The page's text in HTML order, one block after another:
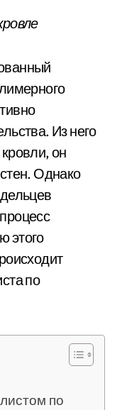
Из него
он
Однако
этого
по
по